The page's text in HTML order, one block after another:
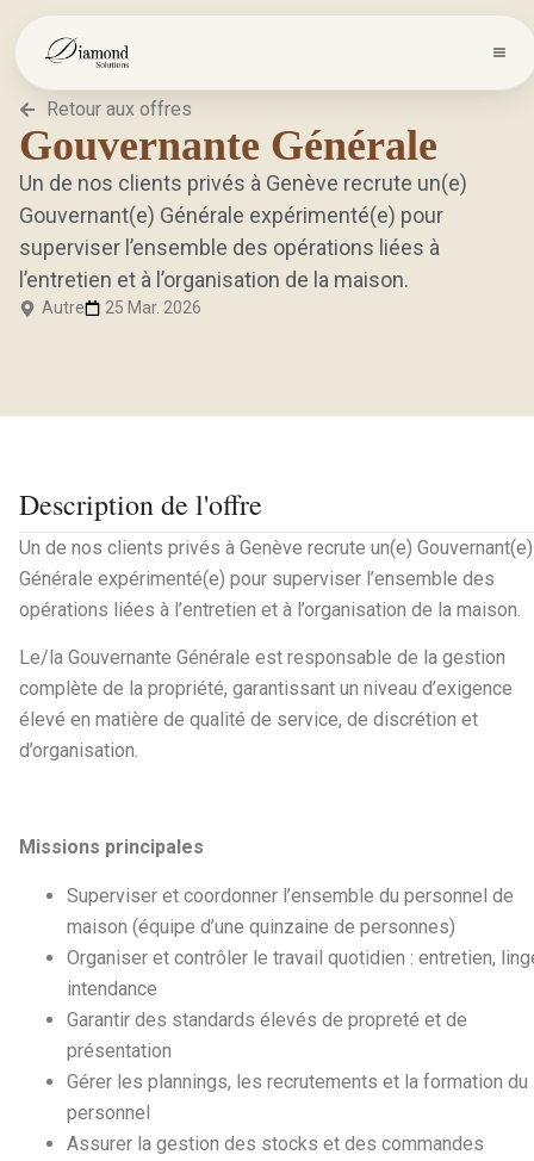
Retour aux offres
Gouvernante Générale
Un de nos clients privés à Genève recrute un(e)
Gouvernant(e) Générale expérimenté(e) pour
superviser l’ensemble des opérations liées à
l’entretien et à l’organisation de la maison.
Autre 25 Mar. 2026
Description de l'offre
Un de nos clients privés à Genève recrute un(e) Gouvernant(e)
Générale expérimenté(e) pour superviser l’ensemble des
opérations liées à l’entretien et à l’organisation de la maison.
Le/la Gouvernante Générale est responsable de la gestion
complète de la propriété, garantissant un niveau d’exigence
élevé en matière de qualité de service, de discrétion et
d’organisation.
Missions principales
Superviser et coordonner l’ensemble du personnel de
maison (équipe d’une quinzaine de personnes)
Organiser et contrôler le travail quotidien : entretien,
intendance
Garantir des standards élevés de propreté et de
présentation
Gérer les plannings, les recrutements et la formation du
personnel
Assurer la gestion des stocks et des commandes